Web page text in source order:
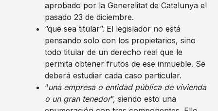
aprobado por la Generalitat de Catalunya el
pasado 23 de diciembre.
“que sea titular”. El legislador no está
pensando solo con los propietarios, sino
todo titular de un derecho real que le
permita obtener frutos de ese inmueble. Se
deberá estudiar cada caso particular.
“una empresa o entidad pública de vivienda
o un gran tenedor”, siendo esto una